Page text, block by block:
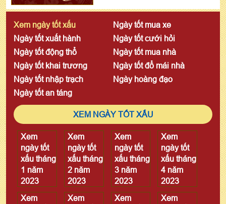
Xem ngày tốt xấu
Ngày tốt mua xe
Ngày tốt xuất hành
Ngày tốt cưới hỏi
Ngày tốt động thổ
Ngày tốt mua nhà
Ngày tốt khai trương
Ngày tốt đổ mái nhà
Ngày tốt nhập trạch
Ngày hoàng đạo
Ngày tốt an táng
XEM NGÀY TỐT XẤU
Xem
ngày tốt
xấu tháng
1 năm
2023
Xem
ngày tốt
xấu tháng
2 năm
2023
Xem
ngày tốt
xấu tháng
3 năm
2023
Xem
ngày tốt
xấu tháng
4 năm
2023
Xem
Xem
Xem
Xem